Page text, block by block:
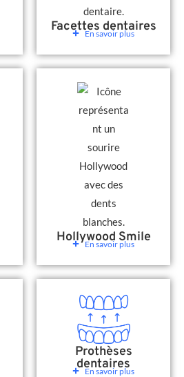
Facettes dentaires
En savoir plus
Hollywood Smile
En savoir plus
Prothèses
dentaires
En savoir plus